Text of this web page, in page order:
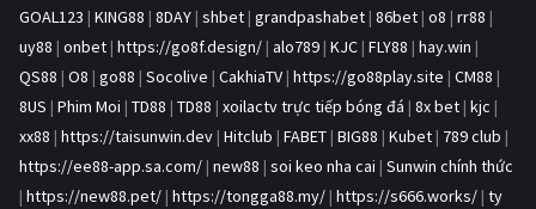
GOAL123 | KING88 | 8DAY | shbet | grandpashabet | 86bet | o8 | rr88 |
uy88 | onbet | https://go8f.design/ | alo789 | KJC | FLY88 | hay.win |
QS88 | O8 | go88 | Socolive | CakhiaTV | https://go88play.site | CM88 |
8US | Phim Moi | TD88 | TD88 | xoilactv trực tiếp bóng đá | 8x bet | kjc |
xx88 | https://taisunwin.dev | Hitclub | FABET | BIG88 | Kubet | 789 club |
https://ee88-app.sa.com/ | new88 | soi keo nha cai | Sunwin chính thức
| https://new88.pet/ | https://tongga88.my/ | https://s666.works/ | ty